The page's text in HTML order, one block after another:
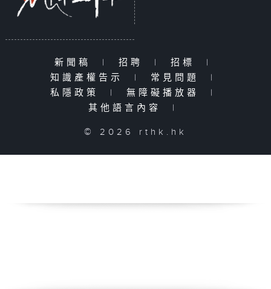
新聞稿 | 招聘 | 招標
|
知識產權告示
| 常見問題
|
私隱政策
| 無障礙播放器
|
其他語言內容
|
© 2026 rthk.hk